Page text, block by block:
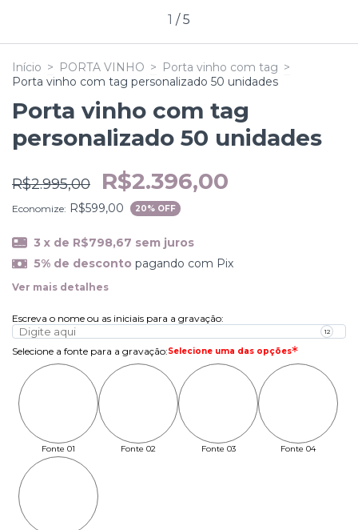
1 /5
Início > PORTA VINHO > Porta vinho com tag >
Porta vinho com tag personalizado 50 unidades
Porta vinho com tag
personalizado 50 unidades
R$2.995,00 R$2.396,00
Economize: R$599,00 20% OFF
3 x de R$798,67 sem juros
5% de desconto pagando com Pix
Ver mais detalhes
Escreva o nome ou as iniciais para a gravação:
Selecione a fonte para a gravação:Selecione uma das opções
Fonte 01 Fonte 02 Fonte 03 Fonte 04